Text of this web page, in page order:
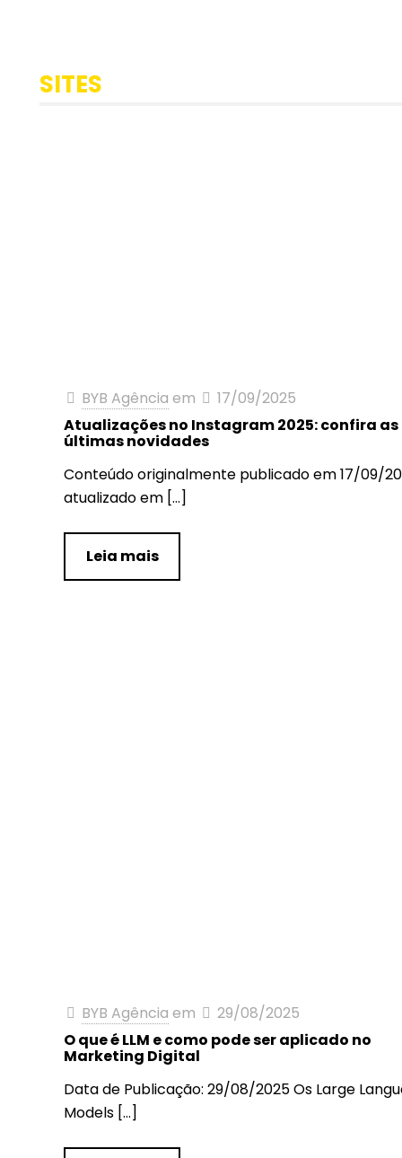
SITES
BYB Agência em
17/09/2025
Atualizações no Instagram 2025: confira as
últimas novidades
Conteúdo originalmente publicado em 17/09/
atualizado em […]
Leia mais
BYB Agência em
29/08/2025
O que é LLM e como pode ser aplicado no
Marketing Digital
Data de Publicação: 29/08/2025 Os Large
Models […]